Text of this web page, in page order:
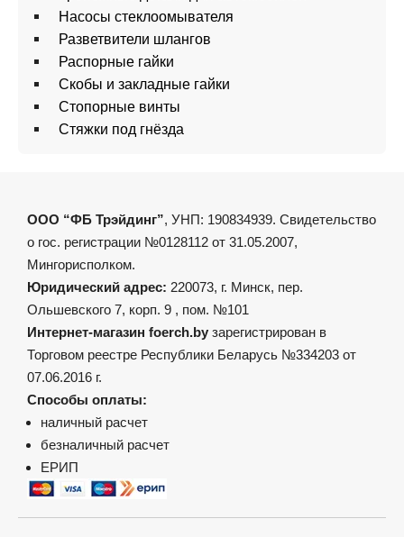
Насосы стеклоомывателя
Разветвители шлангов
Распорные гайки
Скобы и закладные гайки
Стопорные винты
Стяжки под гнёзда
ООО “ФБ Трэйдинг”, УНП: 190834939. Свидетельство
о гос. регистрации №0128112 от 31.05.2007,
Мингорисполком.
Юридический адрес: 220073, г. Минск, пер.
Ольшевского 7, корп. 9 , пом. №101
Интернет-магазин foerch.by зарегистрирован в
Торговом реестре Республики Беларусь №334203 от
07.06.2016 г.
Способы оплаты:
наличный расчет
безналичный расчет
ЕРИП